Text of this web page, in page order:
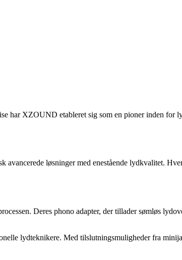
XZOUND etableret sig som en pioner inden for
løsninger med enestående lydkvalitet.
Deres phono adapter, der tillader sømløs
lydteknikere. Med tilslutningsmuligheder fra